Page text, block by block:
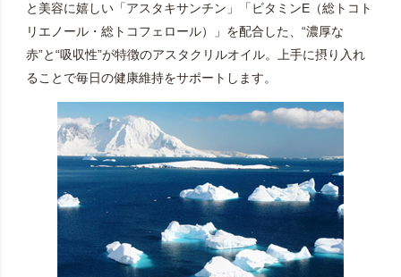
と美容に嬉しい「アスタキサンチン」「ビタミンE（総トコト
リエノール・総トコフェロール）」を配合した、“濃厚な
赤”と“吸収性”が特徴のアスタクリルオイル。上手に摂り入れ
ることで毎日の健康維持をサポートします。